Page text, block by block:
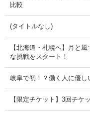
比較
(タイトルなし)
【北海道・札幌へ】月と
な挑戦をスタート！
岐阜で初！？働く人に優し
【限定チケット】3回チケ